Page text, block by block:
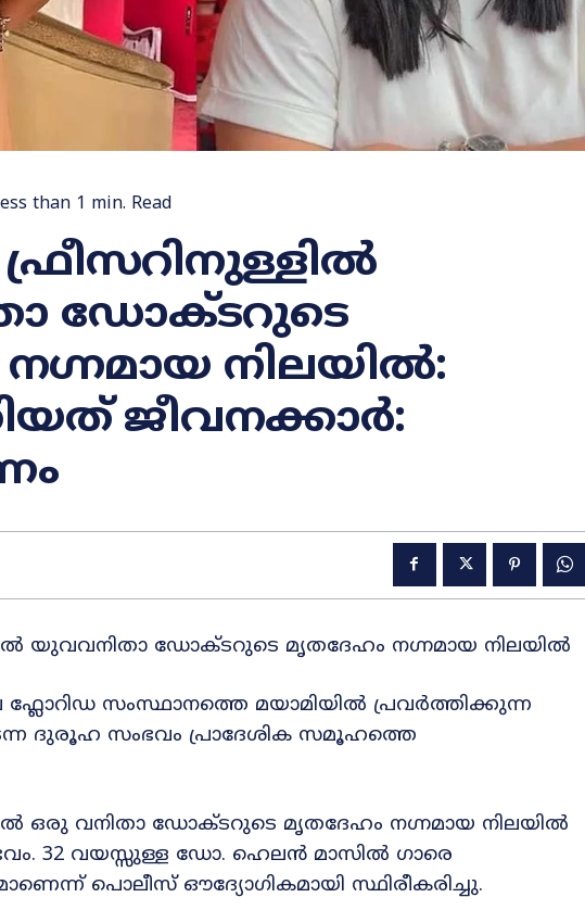
than 1 min. Read
ഫ്രീസറിനുള്ളിൽ
ഡോക്ടറുടെ
നിലയിൽ:
ജീവനക്കാർ:
യുവവനിതാ ഡോക്ടറുടെ മൃതദേഹം നഗ്നമായ നിലയിൽ
ഫ്ലോറിഡ സംസ്ഥാനത്തെ മയാമിയിൽ പ്രവർത്തിക്കുന്ന
ദുരൂഹ സംഭവം പ്രാദേശിക സമൂഹത്തെ
ഒരു വനിതാ ഡോക്ടറുടെ മൃതദേഹം നഗ്നമായ നിലയിൽ
32 വയസ്സുള്ള ഡോ. ഹെലൻ മാസിൽ ഗാരെ
പൊലീസ് ഔദ്യോഗികമായി സ്ഥിരീകരിച്ചു.